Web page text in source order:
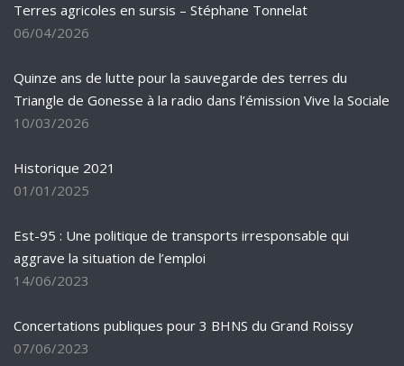
Terres agricoles en sursis – Stéphane Tonnelat
06/04/2026
Quinze ans de lutte pour la sauvegarde des terres du
Triangle de Gonesse à la radio dans l’émission Vive la Sociale
10/03/2026
Historique 2021
01/01/2025
Est-95 : Une politique de transports irresponsable qui
aggrave la situation de l’emploi
14/06/2023
Concertations publiques pour 3 BHNS du Grand Roissy
07/06/2023